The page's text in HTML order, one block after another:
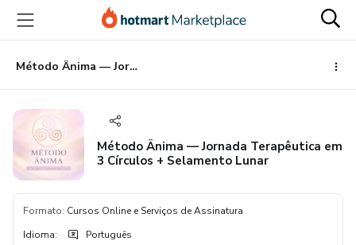
para
conteúdo
principal
para
pagamento
para
rodapé
Método Ânima — Jornada Terapêutica em 3 Círculos + Selamento Lunar
Método Ânima — Jornada Terapêutica em
3 Círculos + Selamento Lunar
Formato: Cursos Online e Serviços de Assinatura
Idioma: Português